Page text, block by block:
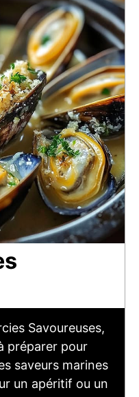
Savoureuses,
préparer pour
saveurs marines
un apéritif ou un